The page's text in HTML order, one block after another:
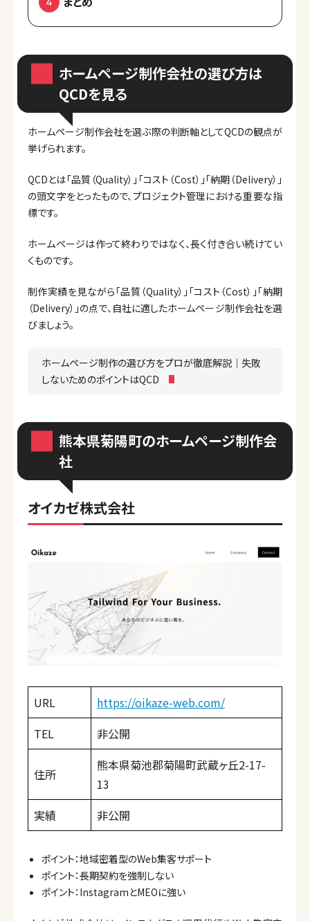
ホームページ制作会社の選び方は
QCDを見る
ホームページ制作会社を選ぶ際の判断軸としてQCDの観点が
挙げられます。
QCDとは「品質（Quality）」「コスト（Cost）」「納期（Delivery）」
の頭文字をとったもので、プロジェクト管理における重要な指
標です。
ホームページは作って終わりではなく、長く付き合い続けてい
くものです。
制作実績を見ながら「品質（Quality）」「コスト（Cost）」「納期
（Delivery）」の点で、自社に適したホームページ制作会社を選
びましょう。
ホームページ制作の選び方をプロが徹底解説｜失敗
しないためのポイントはQCD
熊本県菊陽町のホームページ制作会
社
オイカゼ株式会社
URL
https://oikaze-web.com/
TEL
非公開
住所
熊本県菊池郡菊陽町武蔵ヶ丘2-17-
13
実績
非公開
ポイント：地域密着型のWeb集客サポート
ポイント：長期契約を強制しない
ポイント：InstagramとMEOに強い